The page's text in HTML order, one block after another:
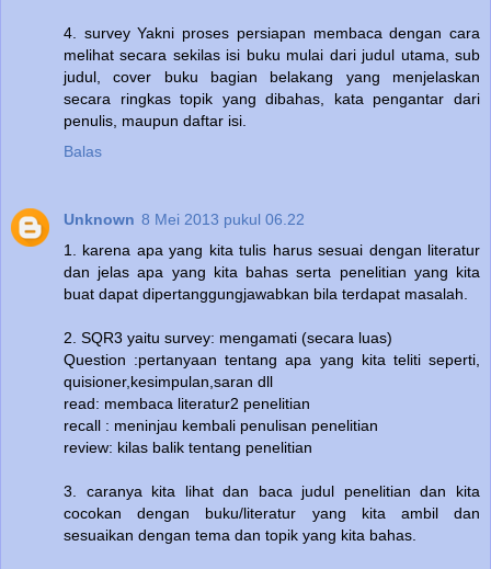
4. survey Yakni proses persiapan membaca dengan cara
melihat secara sekilas isi buku mulai dari judul utama, sub
judul, cover buku bagian belakang yang menjelaskan
secara ringkas topik yang dibahas, kata pengantar dari
penulis, maupun daftar isi.
Balas
Unknown 8 Mei 2013 pukul 06.22
1. karena apa yang kita tulis harus sesuai dengan literatur
dan jelas apa yang kita bahas serta penelitian yang kita
buat dapat dipertanggungjawabkan bila terdapat masalah.
2. SQR3 yaitu survey: mengamati (secara luas)
Question :pertanyaan tentang apa yang kita teliti seperti,
quisioner,kesimpulan,saran dll
read: membaca literatur2 penelitian
recall : meninjau kembali penulisan penelitian
review: kilas balik tentang penelitian
3. caranya kita lihat dan baca judul penelitian dan kita
cocokan dengan buku/literatur yang kita ambil dan
sesuaikan dengan tema dan topik yang kita bahas.